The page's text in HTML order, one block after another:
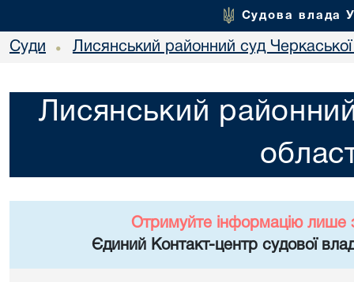
Судова влада
Суди • Лисянський районний суд Черкаської
Лисянський
Отримуйте інформацію лише
Єдиний Контакт-центр судової